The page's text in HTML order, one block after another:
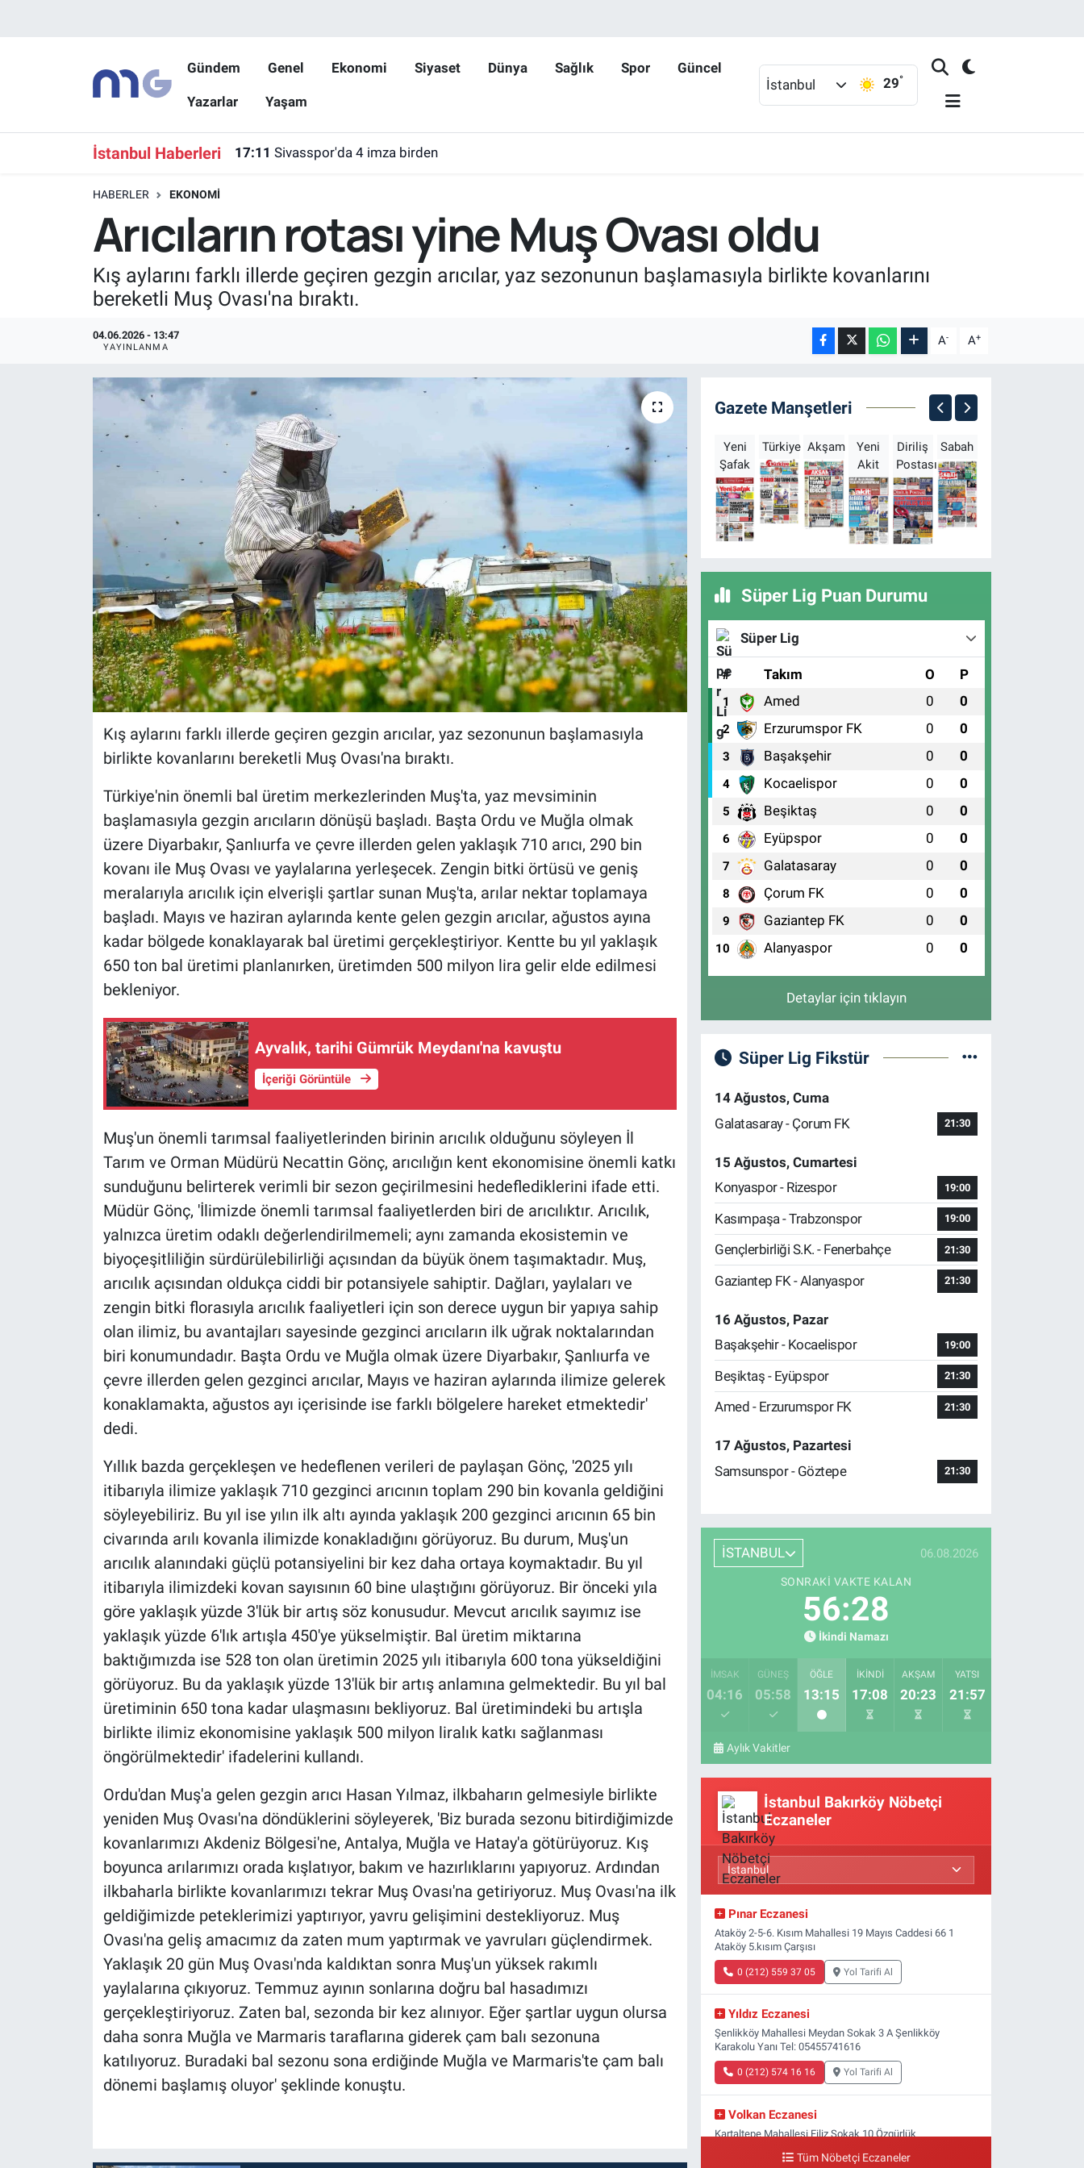
Gündem Genel Ekonomi Siyaset Dünya Sağlık Spor Güncel
Yazarlar Yaşam
İstanbul 29°
İstanbul Haberleri 17:11 Sivasspor'da 4 imza birden
HABERLER EKONOMI
Arıcıların rotası yine Muş Ovası oldu
Kış aylarını farklı illerde geçiren gezgin arıcılar, yaz sezonunun başlamasıyla birlikte kovanlarını
bereketli Muş Ovası'na bıraktı.
04.06.2026 - 13:47
YAYINLANMA A- A+
Kış aylarını farklı illerde geçiren gezgin arıcılar, yaz sezonunun başlamasıyla
birlikte kovanlarını bereketli Muş Ovası'na bıraktı.
Türkiye'nin önemli bal üretim merkezlerinden Muş'ta, yaz mevsiminin
başlamasıyla gezgin arıcıların dönüşü başladı. Başta Ordu ve Muğla olmak
üzere Diyarbakır, Şanlıurfa ve çevre illerden gelen yaklaşık 710 arıcı, 290 bin
kovanı ile Muş Ovası ve yaylalarına yerleşecek. Zengin bitki örtüsü ve geniş
meralarıyla arıcılık için elverişli şartlar sunan Muş'ta, arılar nektar toplamaya
başladı. Mayıs ve haziran aylarında kente gelen gezgin arıcılar, ağustos ayına
kadar bölgede konaklayarak bal üretimi gerçekleştiriyor. Kentte bu yıl yaklaşık
650 ton bal üretimi planlanırken, üretimden 500 milyon lira gelir elde edilmesi
bekleniyor.
Ayvalık, tarihi Gümrük Meydanı'na kavuştu
İçeriği Görüntüle
Muş'un önemli tarımsal faaliyetlerinden birinin arıcılık olduğunu söyleyen İl
Tarım ve Orman Müdürü Necattin Gönç, arıcılığın kent ekonomisine önemli katkı
sunduğunu belirterek verimli bir sezon geçirilmesini hedeflediklerini ifade etti.
Müdür Gönç, 'İlimizde önemli tarımsal faaliyetlerden biri de arıcılıktır. Arıcılık,
yalnızca üretim odaklı değerlendirilmemeli; aynı zamanda ekosistemin ve
biyoçeşitliliğin sürdürülebilirliği açısından da büyük önem taşımaktadır. Muş,
arıcılık açısından oldukça ciddi bir potansiyele sahiptir. Dağları, yaylaları ve
zengin bitki florasıyla arıcılık faaliyetleri için son derece uygun bir yapıya sahip
olan ilimiz, bu avantajları sayesinde gezginci arıcıların ilk uğrak noktalarından
biri konumundadır. Başta Ordu ve Muğla olmak üzere Diyarbakır, Şanlıurfa ve
çevre illerden gelen gezginci arıcılar, Mayıs ve haziran aylarında ilimize gelerek
konaklamakta, ağustos ayı içerisinde ise farklı bölgelere hareket etmektedir'
dedi.
Yıllık bazda gerçekleşen ve hedeflenen verileri de paylaşan Gönç, '2025 yılı
itibarıyla ilimize yaklaşık 710 gezginci arıcının toplam 290 bin kovanla geldiğini
söyleyebiliriz. Bu yıl ise yılın ilk altı ayında yaklaşık 200 gezginci arıcının 65 bin
civarında arılı kovanla ilimizde konakladığını görüyoruz. Bu durum, Muş'un
arıcılık alanındaki güçlü potansiyelini bir kez daha ortaya koymaktadır. Bu yıl
itibarıyla ilimizdeki kovan sayısının 60 bine ulaştığını görüyoruz. Bir önceki yıla
göre yaklaşık yüzde 3'lük bir artış söz konusudur. Mevcut arıcılık sayımız ise
yaklaşık yüzde 6'lık artışla 450'ye yükselmiştir. Bal üretim miktarına
baktığımızda ise 528 ton olan üretimin 2025 yılı itibarıyla 600 tona yükseldiğini
görüyoruz. Bu da yaklaşık yüzde 13'lük bir artış anlamına gelmektedir. Bu yıl bal
üretiminin 650 tona kadar ulaşmasını bekliyoruz. Bal üretimindeki bu artışla
birlikte ilimiz ekonomisine yaklaşık 500 milyon liralık katkı sağlanması
öngörülmektedir' ifadelerini kullandı.
Ordu'dan Muş'a gelen gezgin arıcı Hasan Yılmaz, ilkbaharın gelmesiyle birlikte
yeniden Muş Ovası'na döndüklerini söyleyerek, 'Biz burada sezonu bitirdiğimizde
kovanlarımızı Akdeniz Bölgesi'ne, Antalya, Muğla ve Hatay'a götürüyoruz. Kış
boyunca arılarımızı orada kışlatıyor, bakım ve hazırlıklarını yapıyoruz. Ardından
ilkbaharla birlikte kovanlarımızı tekrar Muş Ovası'na getiriyoruz. Muş Ovası'na ilk
geldiğimizde peteklerimizi yaptırıyor, yavru gelişimini destekliyoruz. Muş
Ovası'na geliş amacımız da zaten mum yaptırmak ve yavruları güçlendirmek.
Yaklaşık 20 gün Muş Ovası'nda kaldıktan sonra Muş'un yüksek rakımlı
yaylalarına çıkıyoruz. Temmuz ayının sonlarına doğru bal hasadımızı
gerçekleştiriyoruz. Zaten bal, sezonda bir kez alınıyor. Eğer şartlar uygun olursa
daha sonra Muğla ve Marmaris taraflarına giderek çam balı sezonuna
katılıyoruz. Buradaki bal sezonu sona erdiğinde Muğla ve Marmaris'te çam balı
dönemi başlamış oluyor' şeklinde konuştu.
Gazete Manşetleri
Yeni
Şafak
Türkiye Akşam
Yeni
Akit
Diriliş
Postası
Sabah
Süper Lig Puan Durumu
Süper Lig
# Takım O P
1 Amed 0 0
2 Erzurumspor FK 0 0
3 Başakşehir 0 0
4 Kocaelispor 0 0
5 Beşiktaş 0 0
6 Eyüpspor 0 0
7 Galatasaray 0 0
8 Çorum FK 0 0
9 Gaziantep FK 0 0
10 Alanyaspor 0 0
Detaylar için tıklayın
Süper Lig Fikstür
14 Ağustos, Cuma
Galatasaray - Çorum FK
21:30
15 Ağustos, Cumartesi
Konyaspor - Rizespor
19:00
Kasımpaşa - Trabzonspor 19:00
Gençlerbirliği S.K. - Fenerbahçe 21:30
Gaziantep FK - Alanyaspor 21:30
16 Ağustos, Pazar
Başakşehir - Kocaelispor
19:00
Beşiktaş - Eyüpspor 21:30
Amed - Erzurumspor FK 21:30
17 Ağustos, Pazartesi
Samsunspor - Göztepe
21:30
İSTANBUL 06.08.2026
SONRAKI VAKTE KALAN
56:27
İkindi Namazı
İMSAK
04:16
GÜNEŞ
05:58
ÖĞLE
13:15
İKINDI
17:08
AKŞAM
20:23
YATSI
21:57
Aylık Vakitler
İstanbul Bakırköy Nöbetçi
Eczaneler
Pınar Eczanesi
Ataköy 2-5-6. Kısım Mahallesi 19 Mayıs Caddesi 66 1
Ataköy 5.kısım Çarşısı
0 (212) 559 37 05 Yol Tarifi Al
Yıldız Eczanesi
Şenlikköy Mahallesi Meydan Sokak 3 A Şenlikköy
Karakolu Yanı Tel: 05455741616
0 (212) 574 16 16 Yol Tarifi Al
Volkan Eczanesi
Kartaltepe Mahallesi Filiz Sokak 10 Özgürlük
Tüm Nöbetçi Eczaneler
Hava Durumu
İstanbul Namaz Vakitleri
Süper Lig Puan Durumu ve Fikstür
Tüm Manşetler
Son Dakika Haberleri
Haber Arşivi